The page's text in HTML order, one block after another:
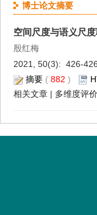
博士论文摘要
空间尺度与语义尺
殷红梅
2021, 50(3): 426-
摘要 ( 882 )
相关文章 | 多维度评价